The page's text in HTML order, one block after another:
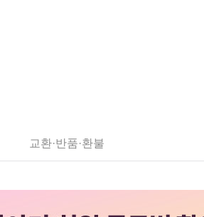
교환·반품·환불